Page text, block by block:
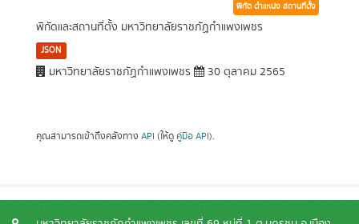
พิกัด ตำแหน่ง สถานที่ตั้ง
พิกัดและสถานที่ตั้ง มหาวิทยาลัยราชภัฏกำแพงเพชร
JSON
มหาวิทยาลัยราชภัฏกำแพงเพชร 30 ตุลาคม 2565
คุณสามารถเข้าถึงคลังทาง API (ให้ดู คู่มือ API).